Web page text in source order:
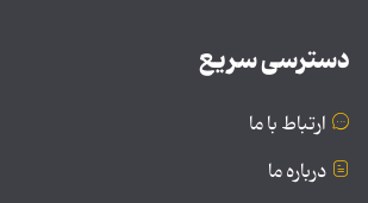
دسترسی سریع
ارتباط با ما
درباره ما